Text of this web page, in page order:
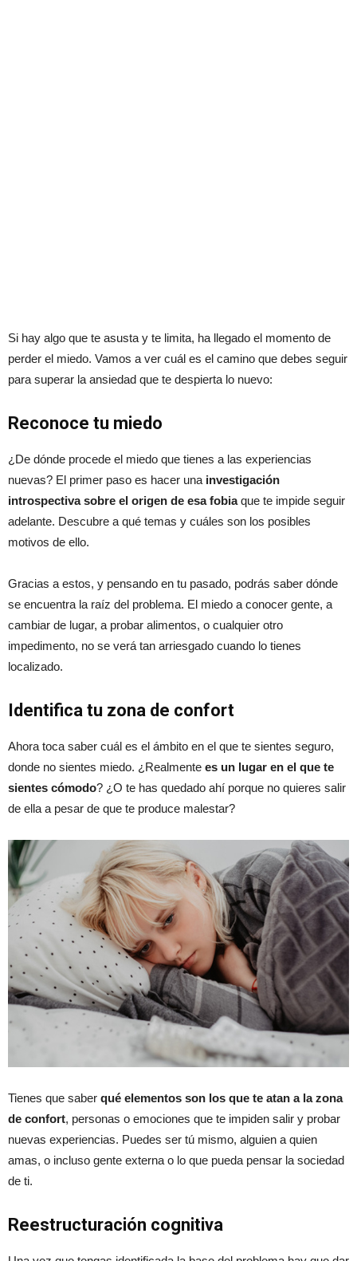
Si hay algo que te asusta y te limita, ha llegado el momento de
perder el miedo. Vamos a ver cuál es el camino que debes seguir
para superar la ansiedad que te despierta lo nuevo:
Reconoce tu miedo
¿De dónde procede el miedo que tienes a las experiencias
nuevas? El primer paso es hacer una investigación
introspectiva sobre el origen de esa fobiaque te impide seguir
adelante. Descubre a qué temas y cuáles son los posibles
motivos de ello.
Gracias a estos, y pensando en tu pasado, podrás saber dónde
se encuentra la raíz del problema. El miedo a conocer gente, a
cambiar de lugar, a probar alimentos, o cualquier otro
impedimento, no se verá tan arriesgado cuando lo tienes
localizado.
Identifica tu zona de confort
Ahora toca saber cuál es el ámbito en el que te sientes seguro,
donde no sientes miedo. ¿Realmente es un lugar en el que te
sientes cómodo? ¿O te has quedado ahí porque no quieres salir
de ella a pesar de que te produce malestar?
Tienes que saber qué elementos son los que te atan a la zona
de confort, personas o emociones que te impiden salir y probar
nuevas experiencias. Puedes ser tú mismo, alguien a quien
amas, o incluso gente externa o lo que pueda pensar la sociedad
de ti.
Reestructuración cognitiva